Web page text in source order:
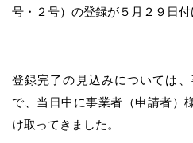
号・２号）の登録が５月２９日
登録完了の見込みについては
で、当日中に事業者（申請者）
け取ってきました。